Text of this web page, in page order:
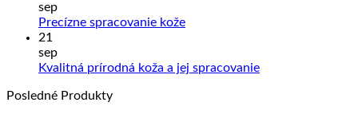
o
sep
Precízne spracovanie kožeŽiadne
Precízne
21
sep
Kvalitná prírodná koža a jej spracovanieŽiadne
Posledné Produkty